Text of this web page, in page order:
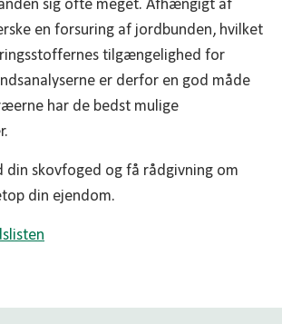
sig ofte meget. Afhængigt af
en forsuring af jordbunden, hvilket
tilgængelighed for
er derfor en god måde
har de bedst mulige
din skovfoged og få rådgivning om
din ejendom.